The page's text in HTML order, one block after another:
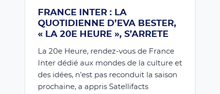
FRANCE INTER : LA
QUOTIDIENNE D’EVA BESTER,
« LA 20E HEURE », S’ARRETE
La 20e Heure, rendez-vous de France
Inter dédié aux mondes de la culture et
des idées, n’est pas reconduit la saison
prochaine, a appris Satellifacts